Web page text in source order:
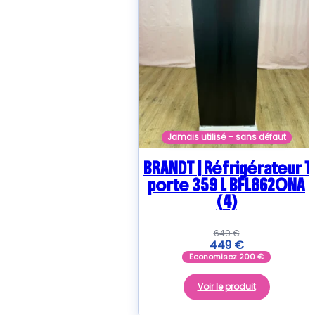
Jamais utilisé – sans défaut
BRANDT | Réfrigérateur 1
porte 359 L BFL8620NA
(4)
649€
449 €
Economisez 200€
Voir le produit